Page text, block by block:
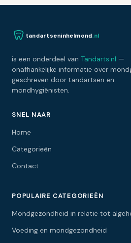
tandartseninhelmond.nl
is een onderdeel van Tandarts.nl —
onafhankelijke informatie over
geschreven door tandartsen en
mondhygiënisten.
SNEL NAAR
Home
Categorieën
Contact
POPULAIRE CATEGORIEËN
Mondgezondheid in relatie tot
Voeding en mondgezondheid